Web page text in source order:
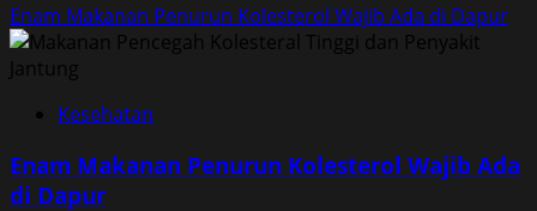
Enam Makanan Penurun Kolesterol Wajib Ada di Dapur
Kesehatan
Enam Makanan Penurun Kolesterol Wajib Ada
di Dapur